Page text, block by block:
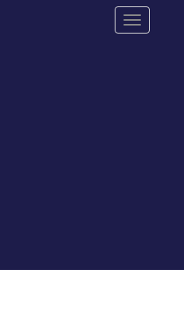
Menu